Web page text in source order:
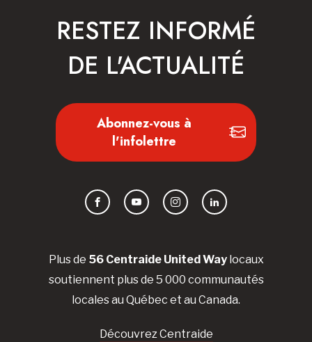
Plus de 56 Centraide United Waylocaux
soutiennent plus de 5 000 communautés
locales au Québec et au Canada.
Découvrez Centraide
RESTEZ INFORMÉ
DE L'ACTUALITÉ
Abonnez-vous à
l'infolettre
FacebookYouTubeInstagramLinkedIn